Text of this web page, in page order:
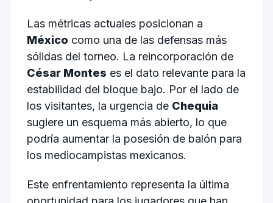
Las métricas actuales posicionan a
México como una de las defensas más
sólidas del torneo. La reincorporación de
César Montes es el dato relevante para la
estabilidad del bloque bajo. Por el lado de
los visitantes, la urgencia de Chequia
sugiere un esquema más abierto, lo que
podría aumentar la posesión de balón para
los mediocampistas mexicanos.
Este enfrentamiento representa la última